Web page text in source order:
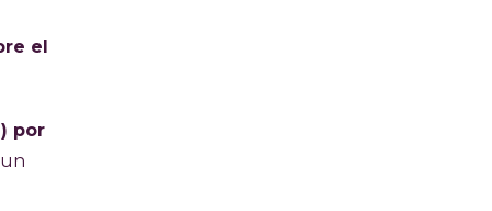
el
) por